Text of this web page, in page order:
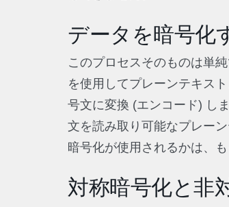
データを暗号化
このプロセスそのものは単
を使用してプレーンテキス
号文に変換 (エンコード) し
文を読み取り可能なプレー
暗号化が使用されるかは、
対称暗号化と非